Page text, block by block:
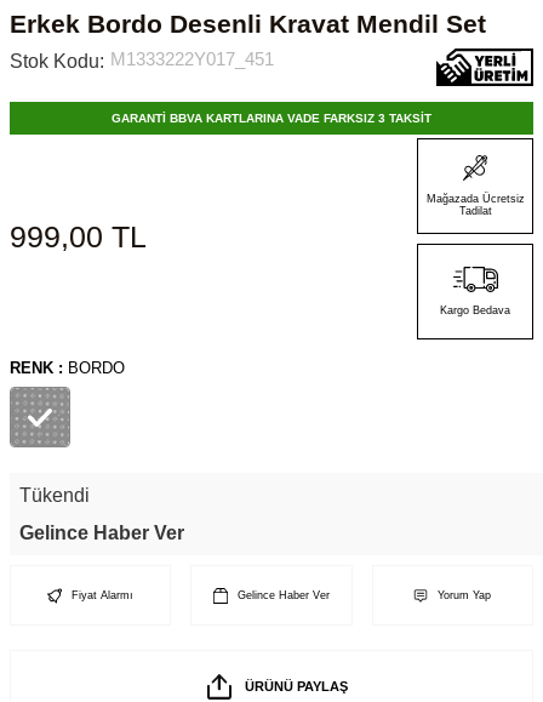
Erkek Bordo Desenli Kravat Mendil Set
Stok Kodu: M1333222Y017_451
GARANTİ BBVA KARTLARINA VADE FARKSIZ 3 TAKSİT
999,00 TL
Mağazada Ücretsiz
Tadilat
Kargo Bedava
RENK : BORDO
Tükendi
Gelince Haber Ver
Fiyat Alarmı Gelince Haber Ver Yorum Yap
ÜRÜNÜ PAYLAŞ